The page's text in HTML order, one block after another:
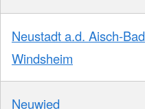
Neustadt a.d. Aisch-Bad
Windsheim
Neuwied